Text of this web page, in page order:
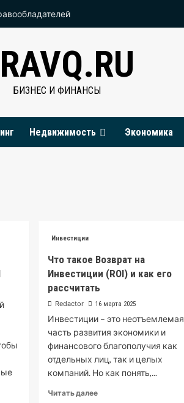
БИЗНЕС И ФИНАНСЫ
Недвижимость Экономика
Инвестиции
Что такое Возврат на
Инвестиции (ROI) и как его
рассчитать
Redactor 16 марта 2025
Инвестиции – это неотъемлемая
часть развития экономики и
финансового благополучия как
отдельных лиц, так и целых
компаний. Но как понять,...
Читать далее